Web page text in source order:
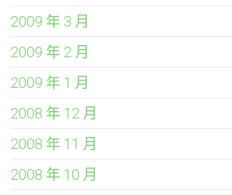
2009 年 3 月
2009 年 2 月
2009 年 1 月
2008 年 12 月
2008 年 11 月
2008 年 10 月